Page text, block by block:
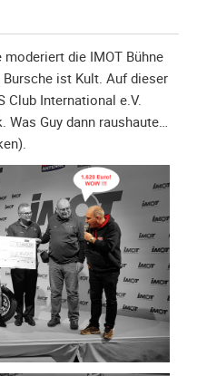
moderiert die IMOT Bühne
ist Kult. Auf dieser
Club International e.V.
Was Guy dann raushaute…